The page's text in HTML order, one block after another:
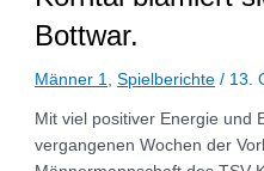
Bottwar.
Männer 1 ,Spielberichte / 13.
Mit viel positiver Energie und
vergangenen Wochen der